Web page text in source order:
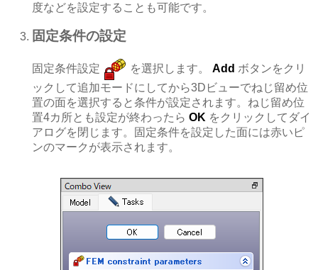
度などを設定することも可能です。
固定条件の設定
固定条件設定 を選択します。 Add ボタンをクリ
ックして追加モードにしてから3Dビューでねじ留め位
置の面を選択すると条件が設定されます。ねじ留め位
置4カ所とも設定が終わったら OK をクリックしてダイ
アログを閉じます。固定条件を設定した面には赤いピ
ンのマークが表示されます。